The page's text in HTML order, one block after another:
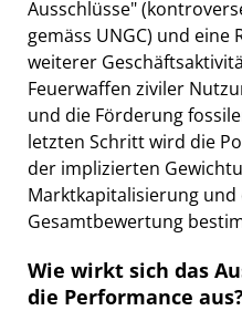
Ausschlüsse"
gemäss UNGC) und eine
weiterer
Feuerwaffen ziviler
und die Förderung
letzten Schritt wird die
der implizierten
Marktkapitalisierung und
Gesamtbewertung
Wie wirkt sich das
die Performance